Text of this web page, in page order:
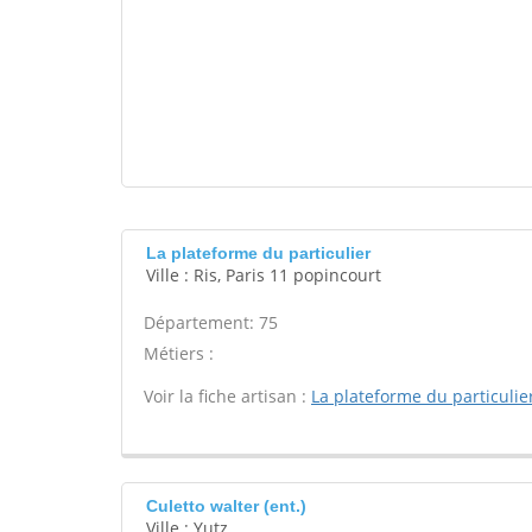
La plateforme du particulier
Ville : Ris, Paris 11 popincourt
Département: 75
Métiers :
Voir la fiche artisan : La plateforme du
Culetto walter (ent.)